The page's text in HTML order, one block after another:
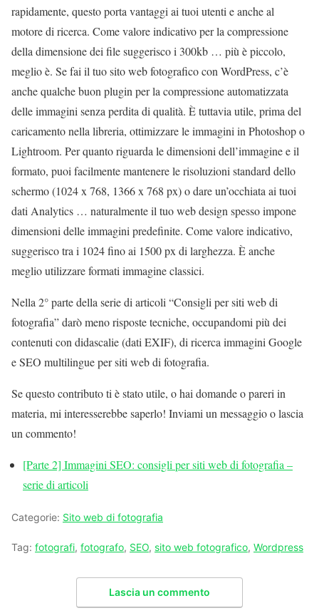
rapidamente, questo porta vantaggi ai tuoi utenti e anche al
motore di ricerca. Come valore indicativo per la compressione
della dimensione dei file suggerisco i 300kb … più è piccolo,
meglio è. Se fai il tuo sito web fotografico con WordPress, c’è
anche qualche buon plugin per la compressione automatizzata
delle immagini senza perdita di qualità. È tuttavia utile, prima del
caricamento nella libreria, ottimizzare le immagini in Photoshop o
Lightroom. Per quanto riguarda le dimensioni dell’immagine e il
formato, puoi facilmente mantenere le risoluzioni standard dello
schermo (1024 x 768, 1366 x 768 px) o dare un’occhiata ai tuoi
dati Analytics … naturalmente il tuo web design spesso impone
dimensioni delle immagini predefinite. Come valore indicativo,
suggerisco tra i 1024 fino ai 1500 px di larghezza. È anche
meglio utilizzare formati immagine classici.
Nella 2° parte della serie di articoli “Consigli per siti web di
fotografia” darò meno risposte tecniche, occupandomi più dei
contenuti con didascalie (dati EXIF), di ricerca immagini Google
e SEO multilingue per siti web di fotografia.
Se questo contributo ti è stato utile, o hai domande o pareri in
materia, mi interesserebbe saperlo! Inviami un messaggio o lascia
un commento!
[Parte 2] Immagini SEO: consigli per siti web di fotografia –
serie di articoli
Categorie: Sito web di fotografia
Tag: fotografi, fotografo, SEO, sito web fotografico, Wordpress
Lascia un commento